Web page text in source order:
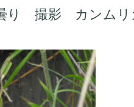
り 撮影 カンムリ